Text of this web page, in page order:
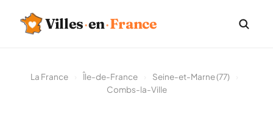
Villes·en·France
La France Île-de-France Seine-et-Marne (77)
Combs-la-Ville